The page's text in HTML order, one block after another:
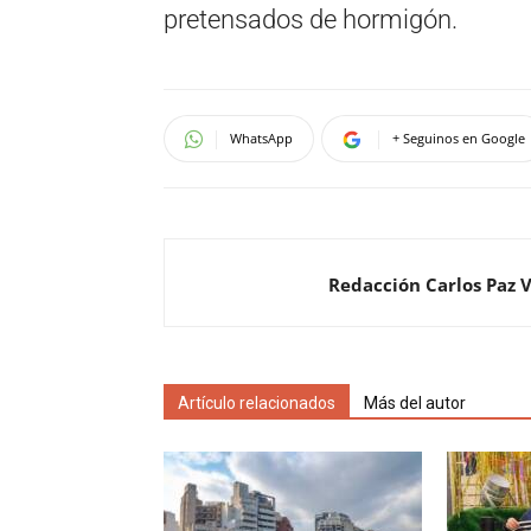
pretensados de hormigón.
WhatsApp + Seguinos en Google
Redacción Carlos Paz
Artículo relacionados Más del autor